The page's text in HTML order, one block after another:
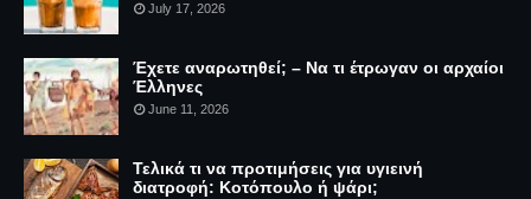
July 17, 2026
Έχετε αναρωτηθεί; – Να τι έτρωγαν οι αρχαίοι
Έλληνες
June 11, 2026
Τελικά τι να προτιμήσεις για υγιεινή
διατροφή: Κοτόπουλο ή ψάρι;